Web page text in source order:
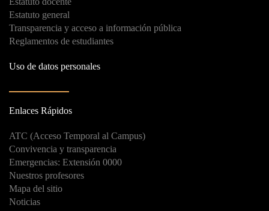
Estatuto general
Transparencia y acceso a información pública
Reglamentos de estudiantes
Uso de datos personales
Enlaces Rápidos
ATC (Acceso Temporal al Campus)
Convivencia y transparencia
Emergencias: Extensión 0000
Nuestros profesores
Mapa del sitio
Noticias